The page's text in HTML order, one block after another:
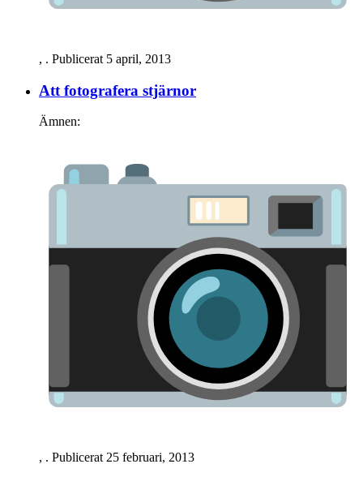
, . Publicerat 5 april, 2013
Att fotografera stjärnor
Ämnen:
, . Publicerat25 februari, 2013